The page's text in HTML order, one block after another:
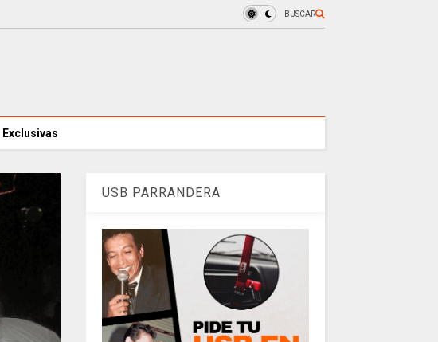
BUSCAR
Exclusivas
USB PARRANDERA